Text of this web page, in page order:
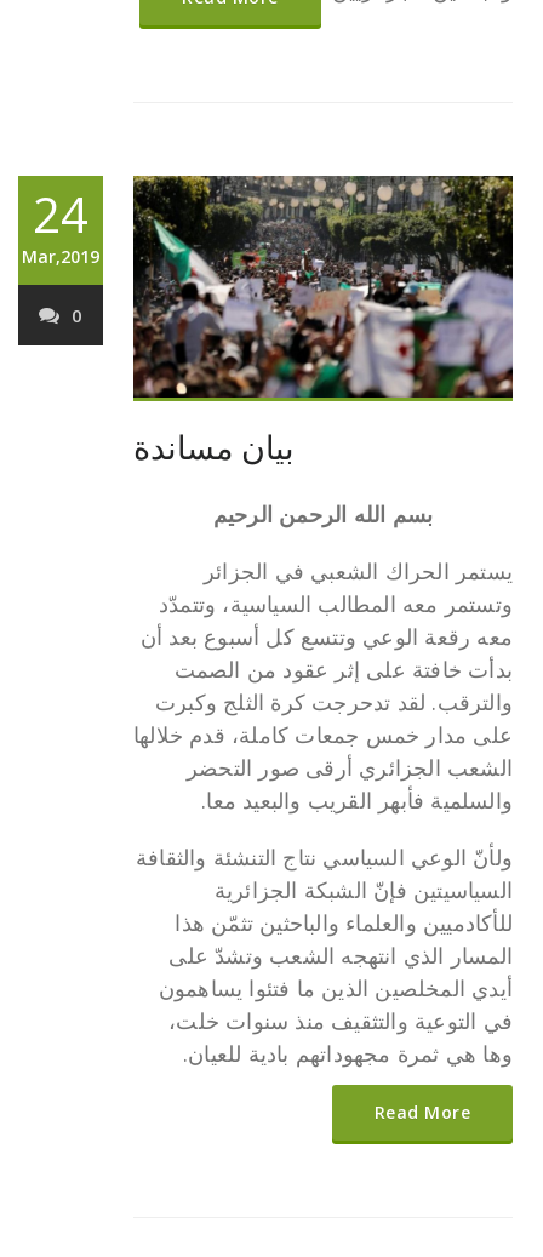
24
Mar,2019
0
بيان مساندة
بسم الله الرحمن الرحيم
يستمر الحراك الشعبي في الجزائر
وتستمر معه المطالب السياسية، وتتمدّد
معه رقعة الوعي وتتسع كل أسبوع بعد أن
بدأت خافتة على إثر عقود من الصمت
والترقب. لقد تدحرجت كرة الثلج وكبرت
على مدار خمس جمعات كاملة، قدم خلالها
الشعب الجزائري أرقى صور التحضر
والسلمية فأبهر القريب والبعيد معا.
ولأنّ الوعي السياسي نتاج التنشئة والثقافة
السياسيتين فإنّ الشبكة الجزائرية
للأكادميين والعلماء والباحثين تثمّن هذا
المسار الذي انتهجه الشعب وتشدّ على
أيدي المخلصين الذين ما فتئوا يساهمون
في التوعية والتثقيف منذ سنوات خلت،
وها هي ثمرة مجهوداتهم بادية للعيان.
Read More